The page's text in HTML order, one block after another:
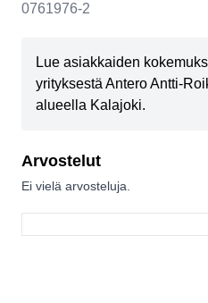
0761976-2
Lue asiakkaiden
yrityksestä Antero Antti-
alueella Kalajoki.
Arvostelut
Ei vielä arvosteluja.